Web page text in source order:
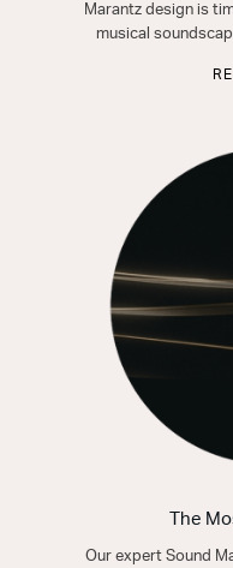
Marantz design is
musical
The
Our expert Sound